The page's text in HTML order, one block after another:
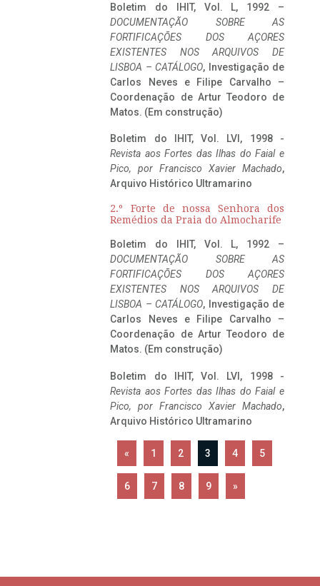
Boletim do IHIT, Vol. L, 1992 –
DOCUMENTAÇÃO SOBRE AS
FORTIFICAÇÕES DOS AÇORES
EXISTENTES NOS ARQUIVOS DE
LISBOA – CATÁLOGO, Investigação de
Carlos Neves e Filipe Carvalho –
Coordenação de Artur Teodoro de
Matos. (Em construção)
Boletim do IHIT, Vol. LVI, 1998 -
Revista aos Fortes das Ilhas do Faial e
Pico, por Francisco Xavier Machado,
Arquivo Histórico Ultramarino
2.º Forte de nossa Senhora dos
Remédios da Praia do Almocharife
Boletim do IHIT, Vol. L, 1992 –
DOCUMENTAÇÃO SOBRE AS
FORTIFICAÇÕES DOS AÇORES
EXISTENTES NOS ARQUIVOS DE
LISBOA – CATÁLOGO, Investigação de
Carlos Neves e Filipe Carvalho –
Coordenação de Artur Teodoro de
Matos. (Em construção)
Boletim do IHIT, Vol. LVI, 1998 -
Revista aos Fortes das Ilhas do Faial e
Pico, por Francisco Xavier Machado,
Arquivo Histórico Ultramarino
« 1 2 3 4 5
6 7 8 9 »